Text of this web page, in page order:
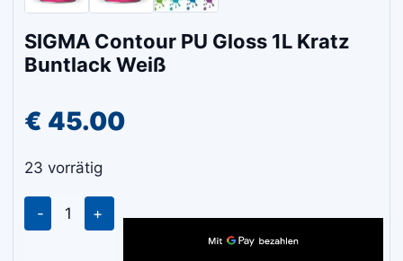
SIGMA Contour PU Gloss 1L Kratz
Buntlack Weiß
€ 45.00
23 vorrätig
SIGMA
Contour